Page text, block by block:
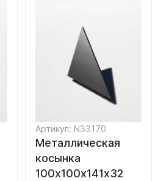
Артикул: N33170
Металлическая
косынка
100х100х141х32